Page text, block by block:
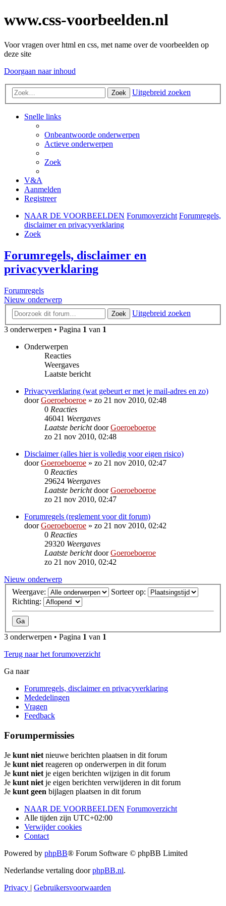
www.css-voorbeelden.nl
Voor vragen over html en css, met name over de voorbeelden op
deze site
Doorgaan naar inhoud
Zoek Uitgebreid zoeken
Snelle links
Onbeantwoorde onderwerpen
Actieve onderwerpen
Zoek
V&A
Aanmelden
Registreer
NAAR DE VOORBEELDEN Forumoverzicht Forumregels,
disclaimer en privacyverklaring
Zoek
Forumregels, disclaimer en
privacyverklaring
Forumregels
Nieuw onderwerp
Zoek
Uitgebreid zoeken
3 onderwerpen • Pagina 1 van 1
Onderwerpen
Reacties
Weergaves
Laatste bericht
Privacyverklaring (wat gebeurt er met je mail-adres en zo)
doorGoeroeboeroe » zo 21 nov 2010, 02:48
0 Reacties
46041 Weergaves
Laatste berichtdoorGoeroeboeroe
zo 21 nov 2010, 02:48
Disclaimer (alles hier is volledig voor eigen risico)
doorGoeroeboeroe » zo 21 nov 2010, 02:47
0 Reacties
29624 Weergaves
Laatste berichtdoorGoeroeboeroe
zo 21 nov 2010, 02:47
Forumregels (reglement voor dit forum)
doorGoeroeboeroe » zo 21 nov 2010, 02:42
0 Reacties
29320 Weergaves
Laatste berichtdoorGoeroeboeroe
zo 21 nov 2010, 02:42
Nieuw onderwerp
Weergave:
Sorteer op:
Richting:
3 onderwerpen • Pagina 1 van 1
Terug naar het forumoverzicht
Ga naar
Forumregels, disclaimer en privacyverklaring
Mededelingen
Vragen
Feedback
Forumpermissies
Je kunt niet nieuwe berichten plaatsen in dit forum
Je kunt niet reageren op onderwerpen in dit forum
Je kunt niet je eigen berichten wijzigen in dit forum
Je kunt niet je eigen berichten verwijderen in dit forum
Je kunt geen bijlagen plaatsen in dit forum
NAAR DE VOORBEELDEN Forumoverzicht
Alle tijden zijn UTC+02:00
Verwijder cookies
Contact
Powered by phpBB® Forum Software © phpBB Limited
Nederlandse vertaling doorphpBB.nl.
Privacy | Gebruikersvoorwaarden